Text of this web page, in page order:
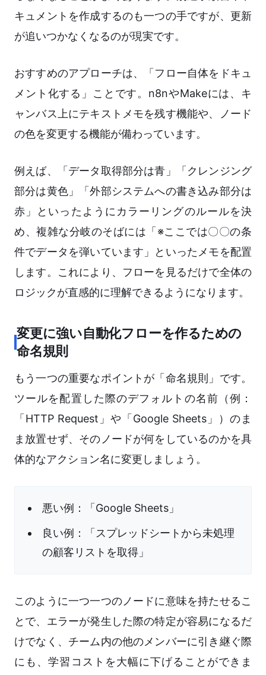
キュメントを作成するのも一つの手ですが、更新
が追いつかなくなるのが現実です。
おすすめのアプローチは、「フロー自体をドキュ
メント化する」ことです。n8nやMakeには、キ
ャンバス上にテキストメモを残す機能や、ノード
の色を変更する機能が備わっています。
例えば、「データ取得部分は青」「クレンジング
部分は黄色」「外部システムへの書き込み部分は
赤」といったようにカラーリングのルールを決
め、複雑な分岐のそばには「※ここでは〇〇の条
件でデータを弾いています」といったメモを配置
します。これにより、フローを見るだけで全体の
ロジックが直感的に理解できるようになります。
変更に強い自動化フローを作るための
命名規則
もう一つの重要なポイントが「命名規則」です。
ツールを配置した際のデフォルトの名前（例：
「HTTP Request」や「Google Sheets」）のま
ま放置せず、そのノードが何をしているのかを具
体的なアクション名に変更しましょう。
悪い例：「Google Sheets」
良い例：「スプレッドシートから未処理
の顧客リストを取得」
このように一つ一つのノードに意味を持たせるこ
とで、エラーが発生した際の特定が容易になるだ
けでなく、チーム内の他のメンバーに引き継ぐ際
にも、学習コストを大幅に下げることができま